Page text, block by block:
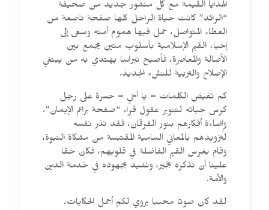
الهدايا القيمة مع كل منشور جديد من صحيفة
“الرائد” كانت حياة الراحل كلها صفحة ناصعة من
العطاء المتواصل، حمل فيها هموم أمته وسعى إلى
إحياء القيم الإسلامية بأسلوب متين يجمع بين
الأصالة والمعاصرة، فأصبح نبراسا يهتدي به من يبتغي
الإصلاح والتربية للنشء الجديد.
كم تفيض الكلمات – يا أخي – حسرة على رجل
كرس حياته لتنوير عقول قراء “صفحة براعم الإيمان”،
وإضاءة أفكارهم بنور الفرقان، فقد نذر نفسه
لتزويدهم بالمعاني السامية المقتبسة من مشكاة النبوة،
وقام بغرس القيم الفاضلة في قلوبهم، فكان حقا
علينا أن نذكره بخير، ونشيد بجهوده في خدمة الدين
والأمة.
لقد كان صوتا محببا يروي لكم أجمل الحكايات،